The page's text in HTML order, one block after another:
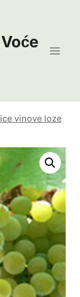
vinove loze